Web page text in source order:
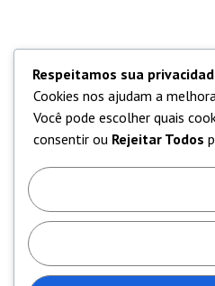
Respeitamos sua
Cookies nos ajudam a
Você pode escolher quais
consentir ou Rejeitar Todos